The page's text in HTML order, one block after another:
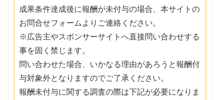
成果条件達成後に報酬が未付与の場合、本サイトの
お問合せフォームよりご連絡ください。
※広告主やスポンサーサイトへ直接問い合わせする
事を固く禁じます。
問い合わせた場合、いかなる理由があろうと報酬付
与対象外となりますのでご了承ください。
報酬未付与に関する調査の際は下記が必要になりま